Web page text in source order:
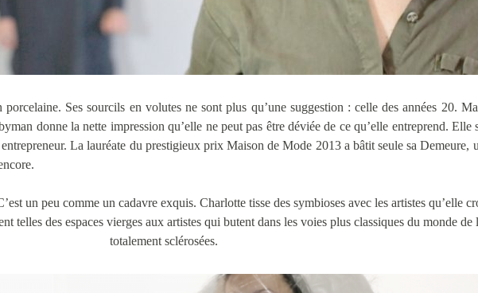
Ses sourcils en volutes ne sont plus qu’une suggestion : celle des années 20.
donne la nette impression qu’elle ne peut pas être déviée de ce qu’elle entreprend. Elle
La lauréate du prestigieux prix Maison de Mode 2013 a bâtit seule sa Demeure,
un peu comme un cadavre exquis. Charlotte tisse des symbioses avec les artistes qu’elle
telles des espaces vierges aux artistes qui butent dans les voies plus classiques du monde de
totalement sclérosées.